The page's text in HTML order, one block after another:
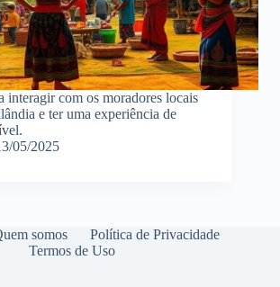
interagir com os moradores locais
e ter uma experiência de
05/2025
somos
Política de Privacidade
Termos de Uso